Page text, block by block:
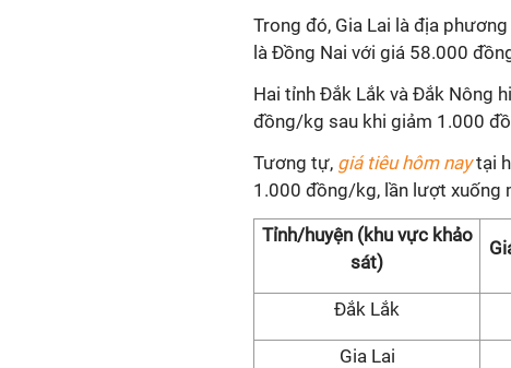
Trong đó, Gia Lai là địa
là Đồng Nai với giá 58.000
Hai tỉnh Đắk Lắk và Đắk Nông
đồng/kg sau khi giảm 1.000
Tương tự, giá tiêu hôm naytại
1.000 đồng/kg, lần lượt
Tỉnh/huyện (khu vực khảo
sát)
Đắk Lắk
Gia Lai